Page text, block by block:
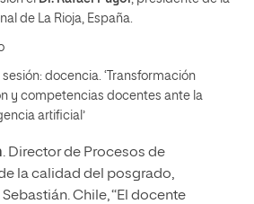
de La Rioja, España.
sesión: docencia. ‘Transformación
y competencias docentes ante la
artificial’
. Director de Procesos de
la calidad del posgrado,
Chile, “El docente